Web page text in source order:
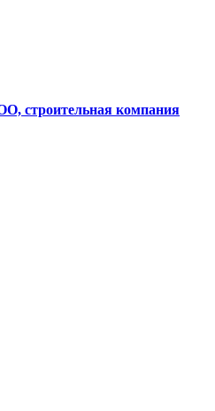
строительная компания